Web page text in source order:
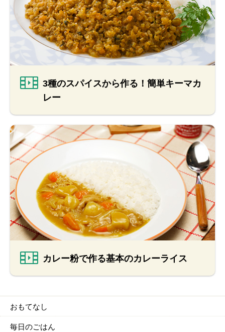
3種のスパイスから作る！簡単キーマカ
レー
カレー粉で作る基本のカレーライス
おもてなし
毎日のごはん